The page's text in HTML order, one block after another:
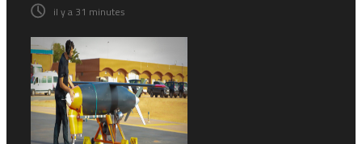
il y a 31 minutes